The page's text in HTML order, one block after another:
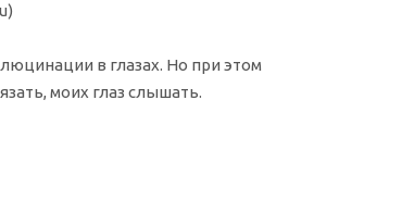
в глазах. Но при этом
моих глаз слышать.